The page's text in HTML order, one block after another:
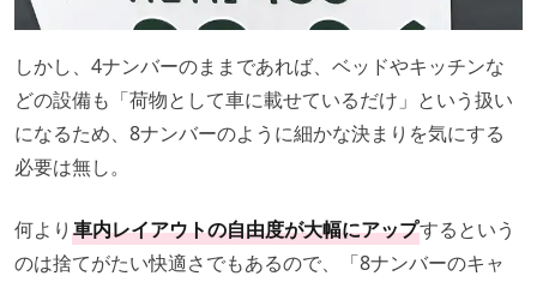
しかし、4ナンバーのままであれば、ベッドやキッチンな
どの設備も「荷物として車に載せているだけ」という扱い
になるため、8ナンバーのように細かな決まりを気にする
必要は無し。
何より 車内レイアウトの自由度が大幅にアップするという
のは捨てがたい快適さでもあるので、「8ナンバーのキャ